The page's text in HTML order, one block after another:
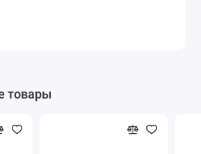
и женские
товары